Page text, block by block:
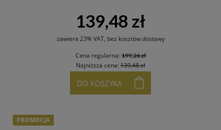
139,48 zł
zawiera 23% VAT, bez kosztów dostawy
Cena regularna:199,26 zł
Najniższa cena: 139,48 zł
DO KOSZYKA
PROMOCJA